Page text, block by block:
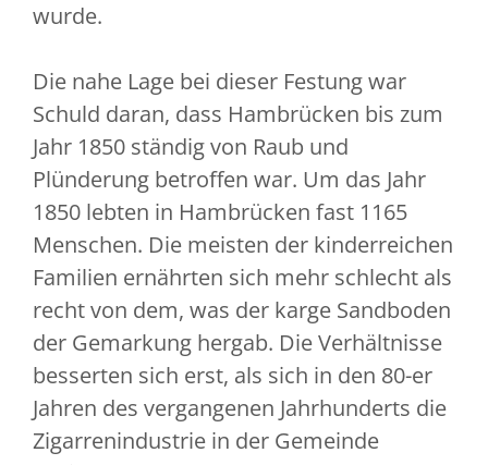
wurde.
Die nahe Lage bei dieser Festung war
Schuld daran, dass Hambrücken bis zum
Jahr 1850 ständig von Raub und
Plünderung betroffen war. Um das Jahr
1850 lebten in Hambrücken fast 1165
Menschen. Die meisten der kinderreichen
Familien ernährten sich mehr schlecht als
recht von dem, was der karge Sandboden
der Gemarkung hergab. Die Verhältnisse
besserten sich erst, als sich in den 80-er
Jahren des vergangenen Jahrhunderts die
Zigarrenindustrie in der Gemeinde